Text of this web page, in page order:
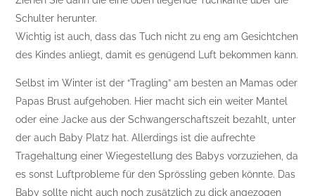
Schulter herunter.
Wichtig ist auch, dass das Tuch nicht zu eng am Gesichtchen
des Kindes anliegt, damit es genügend Luft bekommen kann.
Selbst im Winter ist der “Tragling” am besten an Mamas oder
Papas Brust aufgehoben. Hier macht sich ein weiter Mantel
oder eine Jacke aus der Schwangerschaftszeit bezahlt, unter
der auch Baby Platz hat. Allerdings ist die aufrechte
Tragehaltung einer Wiegestellung des Babys vorzuziehen, da
es sonst Luftprobleme für den Sprössling geben könnte. Das
Baby sollte nicht auch noch zusätzlich zu dick angezogen